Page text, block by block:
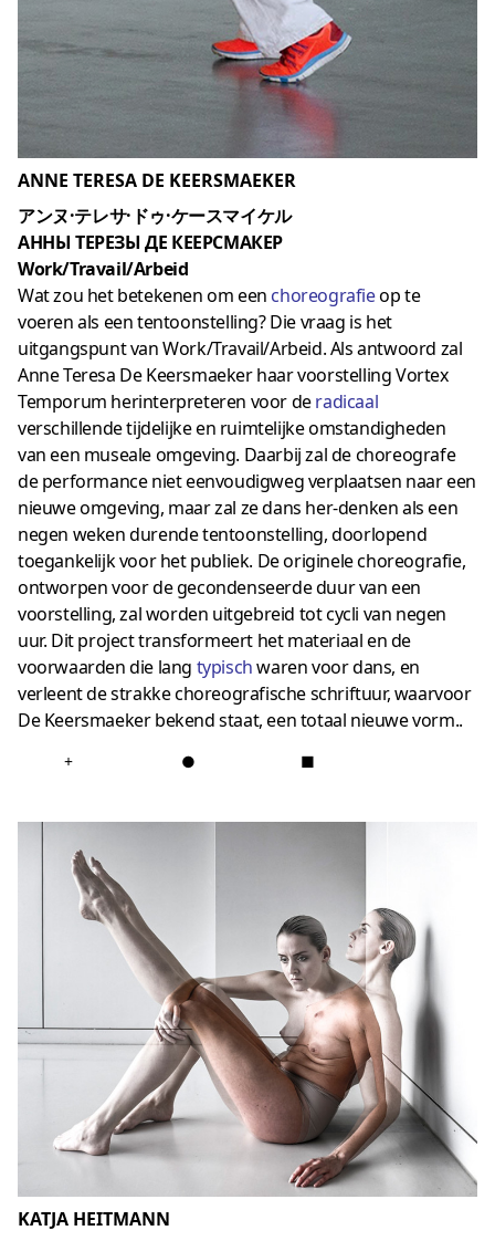
ANNE TERESA DE KEERSMAEKER
アンヌ·テレサ·ドゥ·ケースマイケル
АННЫ ТЕРЕЗЫ ДЕ КЕЕРСМАКЕР
Work/Travail/Arbeid
Wat zou het betekenen om een choreografieop te
voeren als een tentoonstelling? Die vraag is het
uitgangspunt van Work/Travail/Arbeid. Als antwoord zal
Anne Teresa De Keersmaeker haar voorstelling Vortex
Temporum herinterpreteren voor deradicaal
verschillende tijdelijke en ruimtelijke omstandigheden
van een museale omgeving. Daarbij zal de choreografe
de performance niet eenvoudigweg verplaatsen naar een
nieuwe omgeving, maar zal ze dans her-denken als een
negen weken durende tentoonstelling, doorlopend
toegankelijk voor het publiek. De originele choreografie,
ontworpen voor de gecondenseerde duur van een
voorstelling, zal worden uitgebreid tot cycli van negen
uur. Dit project transformeert het materiaal en de
voorwaarden die lang typischwaren voor dans, en
verleent de strakke choreografische schriftuur, waarvoor
De Keersmaeker bekend staat, een totaal nieuwe vorm..
+ ● ■
KATJA HEITMANN